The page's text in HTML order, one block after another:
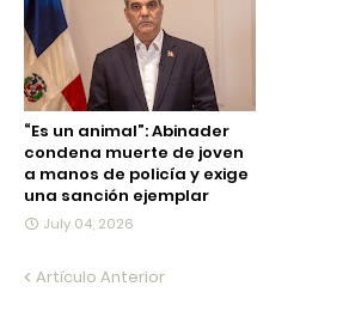
“Es un animal”: Abinader
condena muerte de joven
a manos de policía y exige
una sanción ejemplar
July 04, 2026
Artículo Anterior